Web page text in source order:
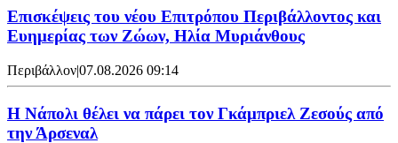
Επισκέψεις του νέου Επιτρόπου Περιβάλλοντος και
Ευημερίας των Ζώων, Ηλία Μυριάνθους
Περιβάλλον|07.08.2026 09:14
Η Νάπολι θέλει να πάρει τον Γκάμπριελ Ζεσούς από
την Άρσεναλ